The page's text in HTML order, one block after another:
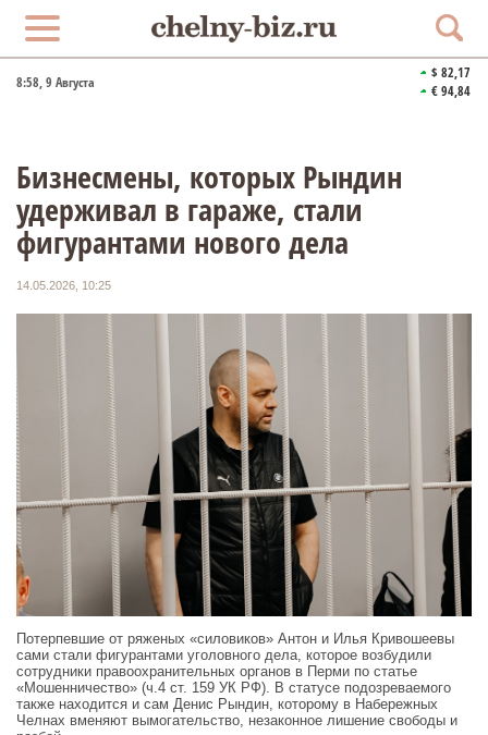
8:58, 9 Августа
$ 82,17
€ 94,84
Бизнесмены, которых Рындин
удерживал в гараже, стали
фигурантами нового дела
14.05.2026, 10:25
Потерпевшие от ряженых «силовиков» Антон и Илья Кривошеевы
сами стали фигурантами уголовного дела, которое возбудили
сотрудники правоохранительных органов в Перми по статье
«Мошенничество» (ч.4 ст. 159 УК РФ). В статусе подозреваемого
также находится и сам Денис Рындин, которому в Набережных
Челнах вменяют вымогательство, незаконное лишение свободы и